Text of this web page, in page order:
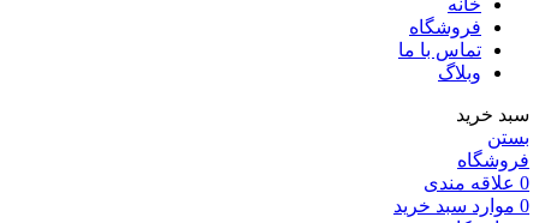
فروشگاه
تماس با ما
وبلاگ
سبد خرید
بستن
فروشگاه
0 علاقه مندی
0 موارد سبد خرید